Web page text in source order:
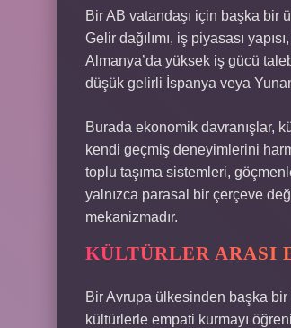
Bir AB vatandaşı için başka bir
Gelir dağılımı, iş piyasası
Almanya’da yüksek iş gücü
düşük gelirli İspanya veya
Burada ekonomik davranışlar,
kendi geçmiş deneyimlerini
toplu taşıma sistemleri,
yalnızca parasal bir çerçeve
mekanizmadır.
KÜLTÜRLER ARASI
Bir Avrupa ülkesinden başka
kültürlerle empati kurmayı